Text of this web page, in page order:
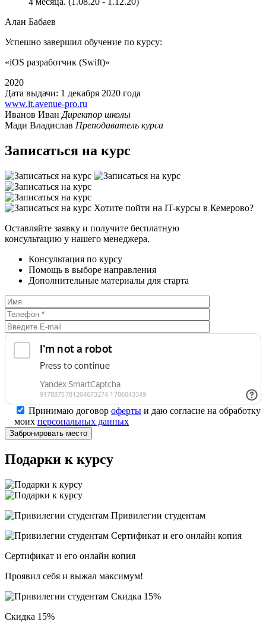
Алан Бабаев
Успешно завершил обучение по курсу:
«iOS разработчик (Swift)»‎
2020
Дата выдачи: 1 декабря 2020 года
www.it.avenue-pro.ru
Иванов Иван Директор школы
Мади Владислав Преподаватель курса
Записаться на курс
Хотите пойти на IT-курсы в Кемерово?
Оставляйте заявку и получите бесплатную
консультацию у нашего менеджера.
Консультация по курсу
Помощь в выборе направления
Дополнительные материалы для старта
Принимаю договор оферты и даю согласие на обработку
моих персональных данных
Подарки к курсу
Привилегии студентам
Сертификат и его онлайн копия
Проявил себя и выжал максимум!
Скидка 15%